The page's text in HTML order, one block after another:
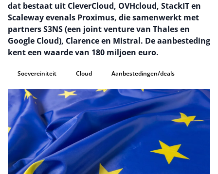
dat bestaat uit CleverCloud, OVHcloud, StackIT en
Scaleway evenals Proximus, die samenwerkt met
partners S3NS (een joint venture van Thales en
Google Cloud), Clarence en Mistral. De aanbesteding
kent een waarde van 180 miljoen euro.
Soevereiniteit Cloud Aanbestedingen/deals